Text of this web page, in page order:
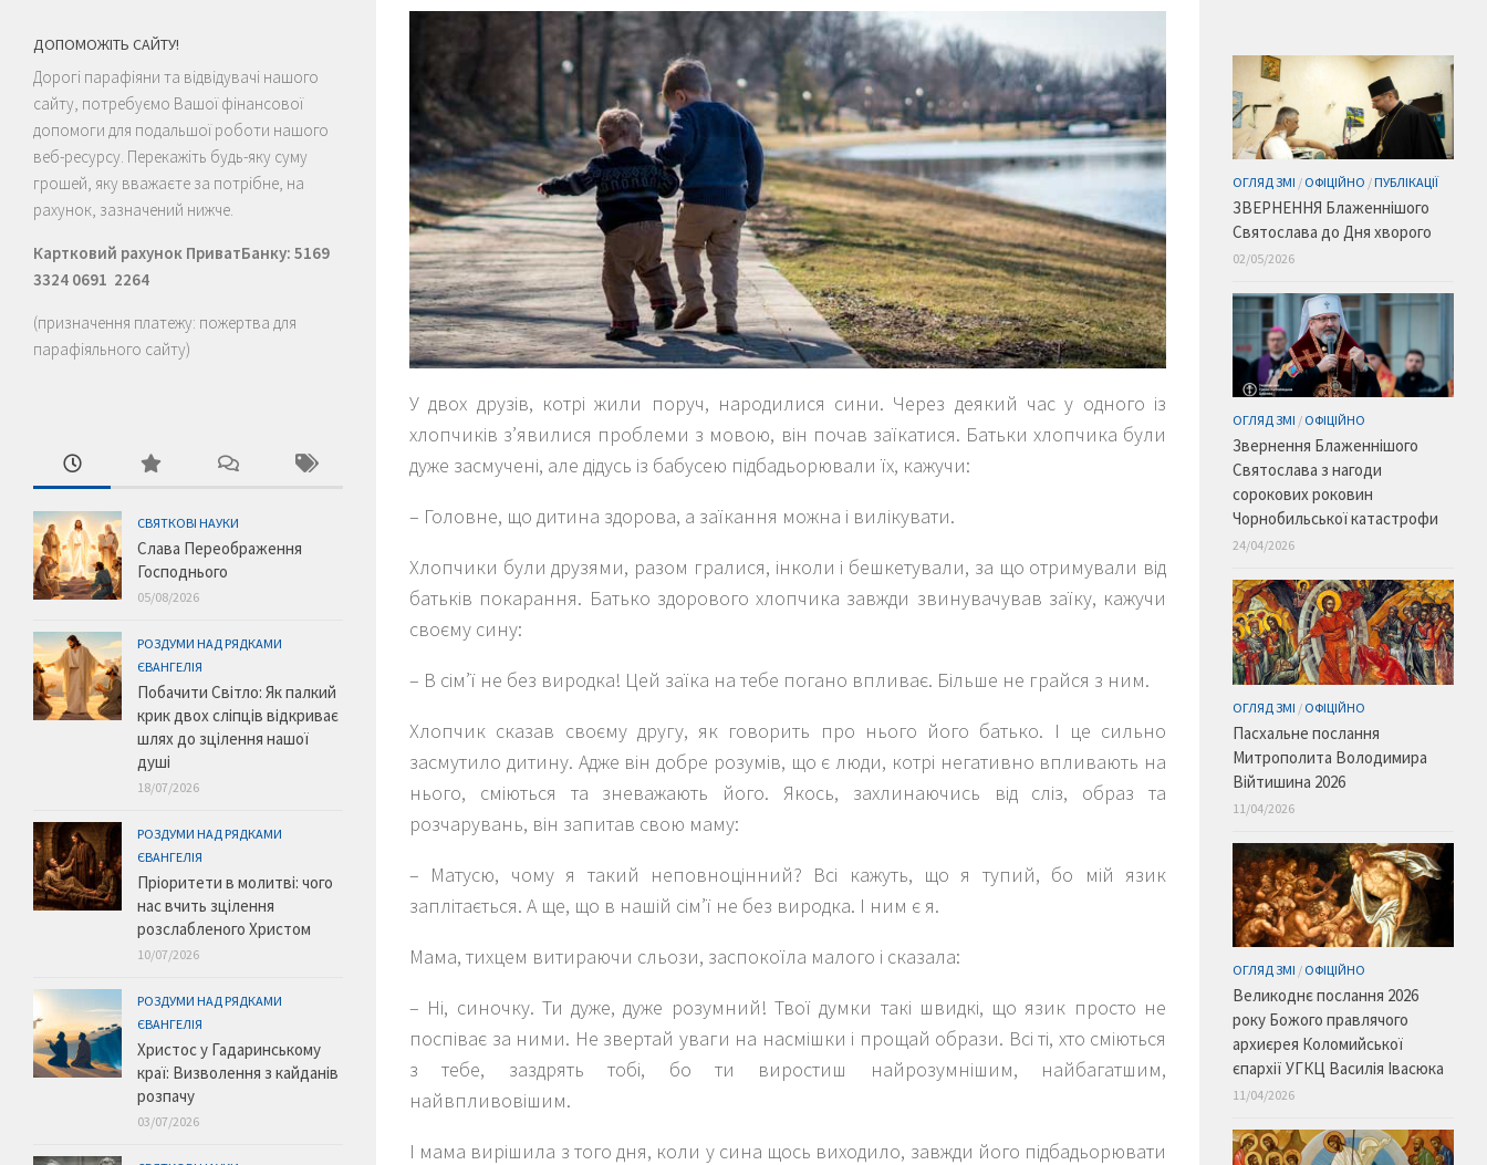
У двох друзів, котрі жили поруч, народилися сини. Через деякий час у одного із
хлопчиків з’явилися проблеми з мовою, він почав заїкатися. Батьки хлопчика були
дуже засмучені, але дідусь із бабусею підбадьорювали їх, кажучи:
– Головне, що дитина здорова, а заїкання можна і вилікувати.
Хлопчики були друзями, разом гралися, інколи і бешкетували, за що отримували від
батьків покарання. Батько здорового хлопчика завжди звинувачував заїку, кажучи
своєму сину:
– В сім’ї не без виродка! Цей заїка на тебе погано впливає. Більше не грайся з ним.
Хлопчик сказав своєму другу, як говорить про нього його батько. І це сильно
засмутило дитину. Адже він добре розумів, що є люди, котрі негативно впливають на
нього, сміються та зневажають його. Якось, захлинаючись від сліз, образ та
розчарувань, він запитав свою маму:
– Матусю, чому я такий неповноцінний? Всі кажуть, що я тупий, бо мій язик
заплітається. А ще, що в нашій сім’ї не без виродка. І ним є я.
Мама, тихцем витираючи сльози, заспокоїла малого і сказала:
– Ні, синочку. Ти дуже, дуже розумний! Твої думки такі швидкі, що язик просто не
поспіває за ними. Не звертай уваги на насмішки і прощай образи. Всі ті, хто сміються
з тебе, заздрять тобі, бо ти виростиш найрозумнішим, найбагатшим,
найвпливовішим.
І мама вирішила з того дня, коли у сина щось виходило, завжди його підбадьорювати
ДОПОМОЖІТЬ САЙТУ!
Дорогі парафіяни та відвідувачі нашого
сайту, потребуємо Вашої фінансової
допомоги для подальшої роботи нашого
веб-ресурсу. Перекажіть будь-яку суму
грошей, яку вважаєте за потрібне, на
рахунок, зазначений нижче.
Картковий рахунок ПриватБанку: 5169
3324 0691 2264
(призначення платежу: пожертва для
парафіяльного сайту)
СВЯТКОВІ НАУКИ
Слава Переображення
Господнього
05/08/2026
РОЗДУМИ НАД РЯДКАМИ
ЄВАНГЕЛІЯ
Побачити Світло: Як палкий
крик двох сліпців відкриває
шлях до зцілення нашої
душі
18/07/2026
РОЗДУМИ НАД РЯДКАМИ
ЄВАНГЕЛІЯ
Пріоритети в молитві: чого
нас вчить зцілення
розслабленого Христом
10/07/2026
РОЗДУМИ НАД РЯДКАМИ
ЄВАНГЕЛІЯ
Христос у Гадаринському
краї: Визволення з кайданів
розпачу
03/07/2026
ОГЛЯД ЗМІ / ОФІЦІЙНО /ПУБЛІКАЦІЇ
ЗВЕРНЕННЯ Блаженнішого
Святослава до Дня хворого
02/05/2026
ОГЛЯД ЗМІ / ОФІЦІЙНО
Звернення Блаженнішого
Святослава з нагоди
сорокових роковин
Чорнобильської катастрофи
24/04/2026
ОГЛЯД ЗМІ / ОФІЦІЙНО
Пасхальне послання
Митрополита Володимира
Війтишина 2026
11/04/2026
ОГЛЯД ЗМІ / ОФІЦІЙНО
Великоднє послання 2026
року Божого правлячого
архиєрея Коломийської
єпархії УГКЦ Василія Івасюка
11/04/2026